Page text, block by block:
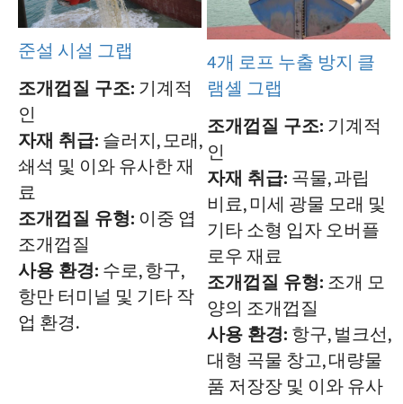
준설 시설 그랩
조개껍질 구조:기계적
인
자재 취급:슬러지, 모래,
쇄석 및 이와 유사한 재
료
조개껍질 유형: 이중 엽
조개껍질
사용 환경:수로, 항구,
항만 터미널 및 기타 작
업 환경.
4개 로프 누출 방지 클
램셸 그랩
조개껍질 구조:기계적
인
자재 취급:곡물, 과립
비료, 미세 광물 모래 및
기타 소형 입자 오버플
로우 재료
조개껍질 유형:조개 모
양의 조개껍질
사용 환경:항구, 벌크선,
대형 곡물 창고, 대량물
품 저장장 및 이와 유사